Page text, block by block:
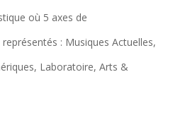
où 5 axes de
: Musiques Actuelles,
Laboratoire, Arts &